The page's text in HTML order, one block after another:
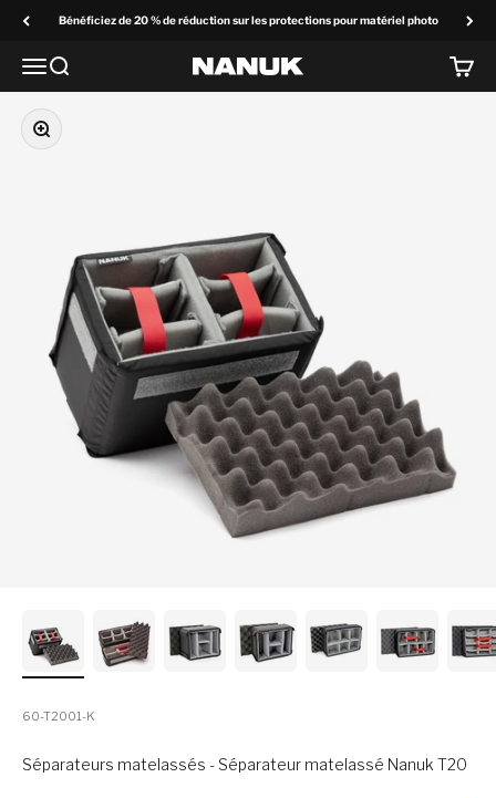
Bénéficiez de 20 % de réduction sur les protections pour matériel photo
MenuRecherchez NANUK Europe Panier
Zoom
60-T2001-K
Séparateurs matelassés - Séparateur matelassé Nanuk T20